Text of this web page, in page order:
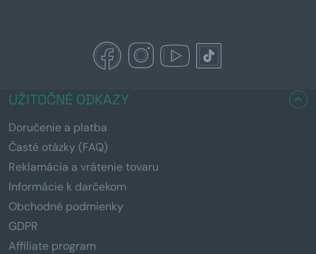
UŽITOČNÉ ODKAZY
Doručenie a platba
Časté otázky (FAQ)
Reklamácia a vrátenie tovaru
Informácie k darčekom
Obchodné podmienky
GDPR
Affiliate program